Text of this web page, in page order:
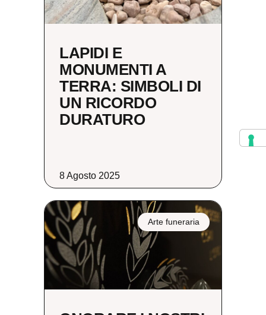
LAPIDI E
MONUMENTI A
TERRA: SIMBOLI DI
UN RICORDO
DURATURO
8 Agosto 2025
Arte funeraria